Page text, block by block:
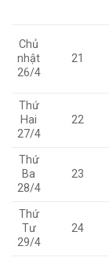
Chủ
nhật
26/4
21
Thứ
Hai
27/4
22
Thứ
Ba
28/4
23
Thứ
Tư
29/4
24